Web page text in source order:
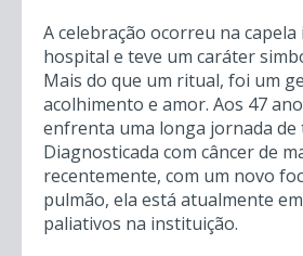
A celebração ocorreu na
hospital e teve um caráter
Mais do que um ritual, foi um
acolhimento e amor. Aos 47
enfrenta uma longa jornada de
Diagnosticada com câncer de
recentemente, com um novo
pulmão, ela está atualmente
paliativos na instituição.